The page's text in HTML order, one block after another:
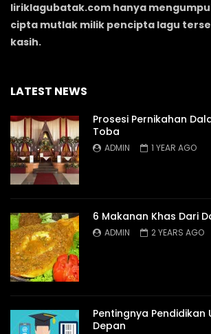
liriklagubatak.com hanya
cipta mutlak milik pencipta lagu
kasih.
LATEST NEWS
Prosesi Pernikahan
Toba
ADMIN 1 YEAR AGO
6 Makanan Khas Dari
ADMIN 2 YEARS AGO
Pentingnya Pendidikan
Depan